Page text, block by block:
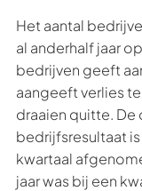
Het aantal
al anderhalf jaar
bedrijven geeft
aangeeft verlies
draaien quitte. De
bedrijfsresultaat
kwartaal
jaar was bij een